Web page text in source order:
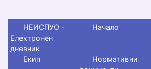
НЕИСПУО -
Електронен
дневник
Начало
Екип
Нормативни